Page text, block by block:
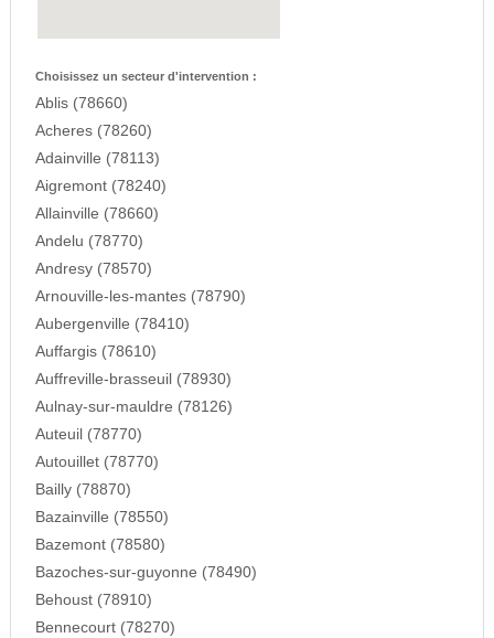
Choisissez un secteur d'intervention :
Ablis (78660)
Acheres (78260)
Adainville (78113)
Aigremont (78240)
Allainville (78660)
Andelu (78770)
Andresy (78570)
Arnouville-les-mantes (78790)
Aubergenville (78410)
Auffargis (78610)
Auffreville-brasseuil (78930)
Aulnay-sur-mauldre (78126)
Auteuil (78770)
Autouillet (78770)
Bailly (78870)
Bazainville (78550)
Bazemont (78580)
Bazoches-sur-guyonne (78490)
Behoust (78910)
Bennecourt (78270)